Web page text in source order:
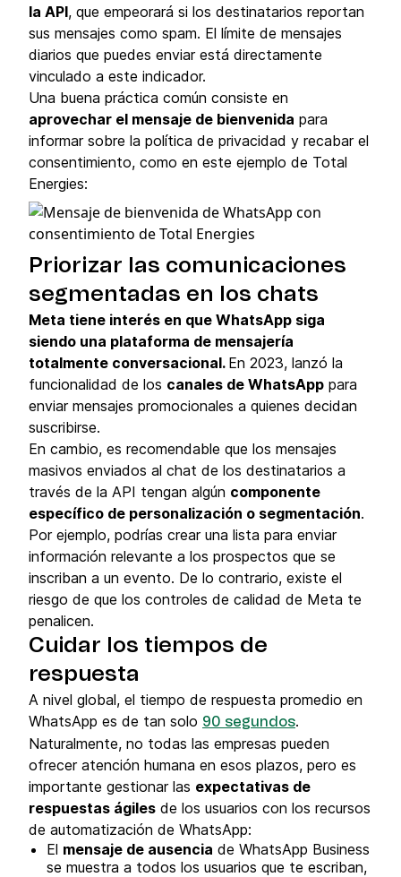
la API, que empeorará si los destinatarios reportan
sus mensajes como spam. El límite de mensajes
diarios que puedes enviar está directamente
vinculado a este indicador.
Una buena práctica común consiste en
aprovechar el mensaje de bienvenida para
informar sobre la política de privacidad y recabar el
consentimiento, como en este ejemplo de Total
Energies:
Priorizar las comunicaciones
segmentadas en los chats
Meta tiene interés en que WhatsApp siga
siendo una plataforma de mensajería
totalmente conversacional. En 2023, lanzó la
funcionalidad de los canales de WhatsApp para
enviar mensajes promocionales a quienes decidan
suscribirse.
En cambio, es recomendable que los mensajes
masivos enviados al chat de los destinatarios a
través de la API tengan algún componente
específico de personalización o segmentación.
Por ejemplo, podrías crear una lista para enviar
información relevante a los prospectos que se
inscriban a un evento. De lo contrario, existe el
riesgo de que los controles de calidad de Meta te
penalicen.
Cuidar los tiempos de
respuesta
A nivel global, el tiempo de respuesta promedio en
WhatsApp es de tan solo 90 segundos.
Naturalmente, no todas las empresas pueden
ofrecer atención humana en esos plazos, pero es
importante gestionar las expectativas de
respuestas ágiles de los usuarios con los recursos
de automatización de WhatsApp:
El mensaje de ausencia de WhatsApp Business
se muestra a todos los usuarios que te escriban,